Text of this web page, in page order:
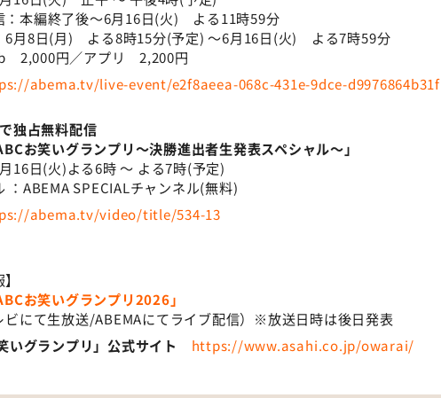
：本編終了後～6月16日(火) よる11時59分
6月8日(月) よる8時15分(予定) ～6月16日(火) よる7時59分
2,000円／アプリ 2,200円
abema.tv/live-event/e2f8aeea-068c-431e-9dce-d9976864b31f
独占無料配信
お笑いグランプリ～決勝進出者生発表スペシャル～」
16日(火)よる6時 ～ よる7時(予定)
：ABEMA SPECIALチャンネル(無料)
abema.tv/video/title/534-13
お笑いグランプリ2026」
ビにて生放送/ABEMAにてライブ配信）※放送日時は後日発表
いグランプリ」公式サイト
https://www.asahi.co.jp/owarai/